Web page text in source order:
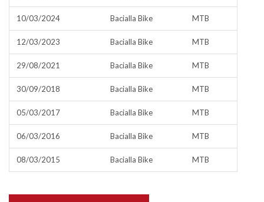
10/03/2024 Bacialla Bike MTB
12/03/2023 Bacialla Bike MTB
29/08/2021 Bacialla Bike MTB
30/09/2018 Bacialla Bike MTB
05/03/2017 Bacialla Bike MTB
06/03/2016 Bacialla Bike MTB
08/03/2015 Bacialla Bike MTB